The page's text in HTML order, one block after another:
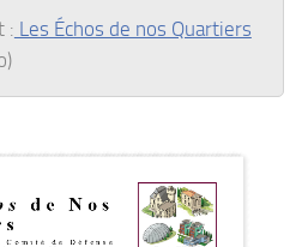
: Les Échos de nos Quartiers